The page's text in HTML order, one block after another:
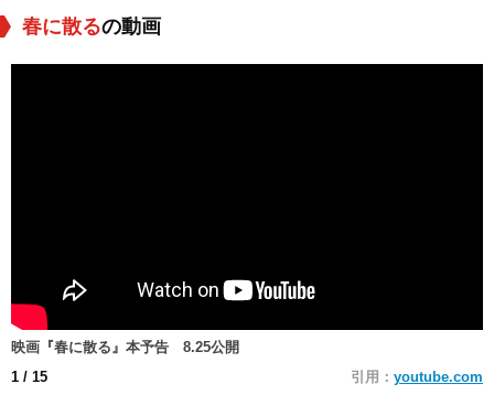
春に散るの動画
映画『春に散る』本予告 8.25公開
1 / 15 引用： youtube.com